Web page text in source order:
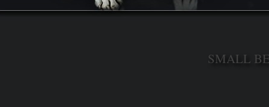
SMALL